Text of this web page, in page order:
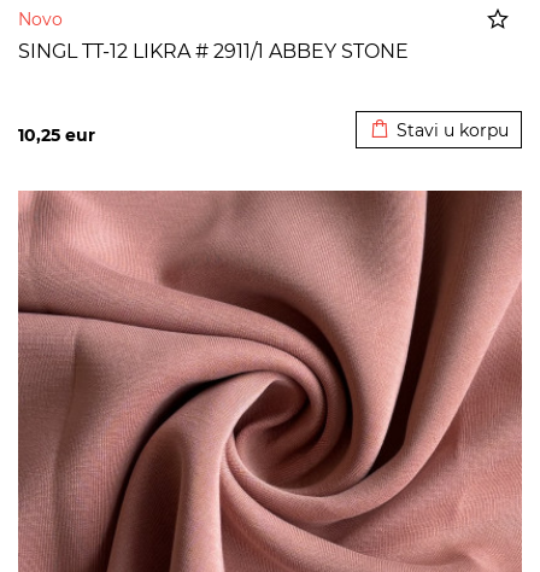
Novo
SINGL TT-12 LIKRA # 2911/1 ABBEY STONE
10,25 eur Stavi u korpu